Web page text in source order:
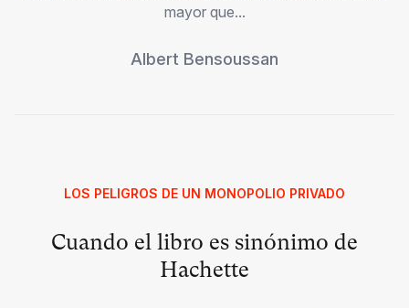
mayor que...
Albert Bensoussan
LOS PELIGROS DE UN MONOPOLIO PRIVADO
Cuando el libro es sinónimo de
Hachette